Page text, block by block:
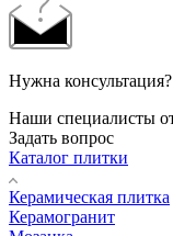
Нужна консультация?
Наши специалисты
Задать вопрос
Каталог плитки
Керамическая плитка
Керамогранит